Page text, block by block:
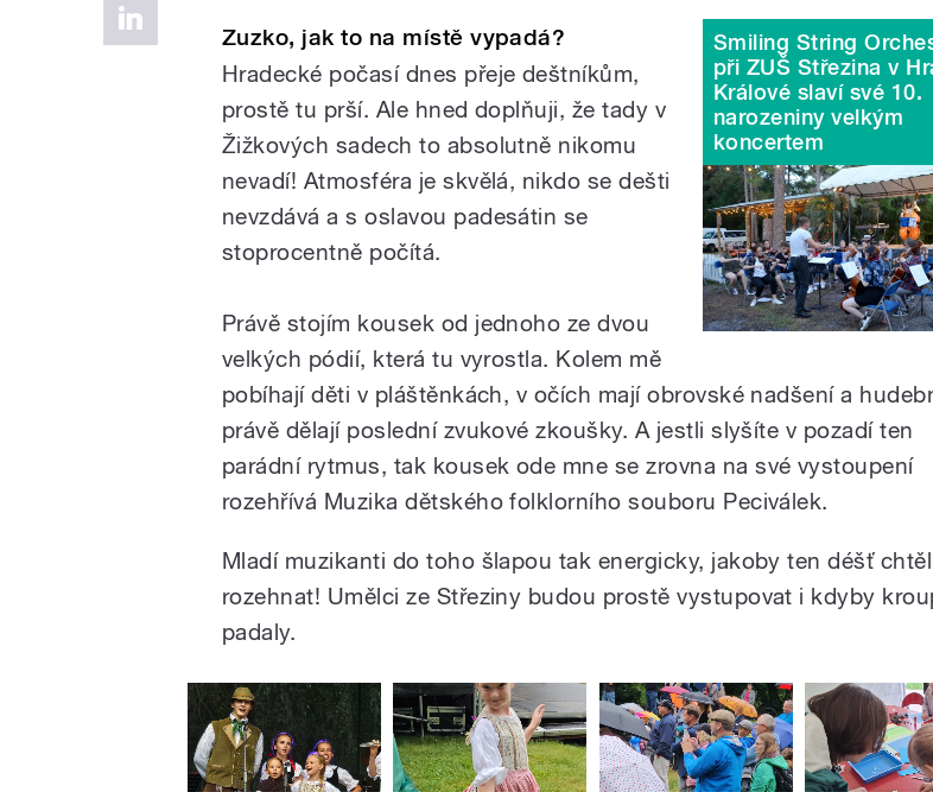
Smiling String
při ZUŠ Střezina v
Králové slaví své 10.
narozeniny velkým
koncertem
Zuzko, jak to na místě vypadá?
Hradecké počasí dnes přeje deštníkům,
prostě tu prší. Ale hned doplňuji, že tady v
Žižkových sadech to absolutně nikomu
nevadí! Atmosféra je skvělá, nikdo se dešti
nevzdává a s oslavou padesátin se
stoprocentně počítá.
Právě stojím kousek od jednoho ze dvou
velkých pódií, která tu vyrostla. Kolem mě
pobíhají děti v pláštěnkách, v očích mají obrovské nadšení a
právě dělají poslední zvukové zkoušky. A jestli slyšíte v pozadí ten
parádní rytmus, tak kousek ode mne se zrovna na své vystoupení
rozehřívá Muzika dětského folklorního souboru Peciválek.
Mladí muzikanti do toho šlapou tak energicky, jakoby ten déšť
rozehnat! Umělci ze Střeziny budou prostě vystupovat i kdyby
padaly.